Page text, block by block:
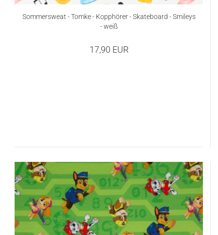
Sommersweat - Tomke - Kopphörer - Skateboard - Smileys
- weiß
17,90 EUR